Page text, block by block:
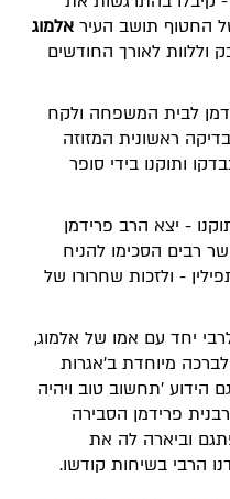
החטוף תושב העיר אלמוג
לאורך החודשים
לבית המשפחה ולקח
ראשונית המזוזה
ותוקנו בידי סופר
- יצא הרב פרידמן
רבים הסכימו להניח
- ולזכות שחרורו של
יחד עם אמו של אלמוג,
מיוחדת ב'אגרות
הידוע 'תחשוב טוב ויהיה
פרידמן הסבירה
וביארה לה את
הרבי בשיחות קודשו.